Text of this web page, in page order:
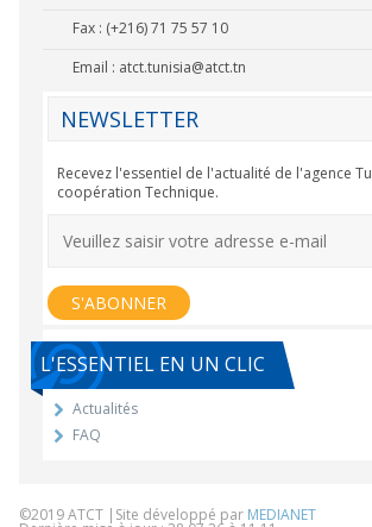
Fax : (+216) 71 75 57 10
Email : atct.tunisia@atct.tn
NEWSLETTER
Recevez l'essentiel de l'actualité de l'agence
coopération Technique.
L'ESSENTIEL EN UN CLIC
Actualités
FAQ
©2019 ATCT |Site développé par MEDIANET